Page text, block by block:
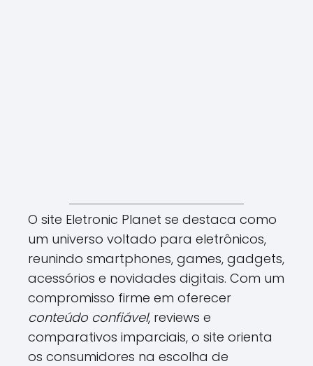
O site Eletronic Planet se destaca como
um universo voltado para eletrônicos,
reunindo smartphones, games, gadgets,
acessórios e novidades digitais. Com um
compromisso firme em oferecer
conteúdo confiável, reviews e
comparativos imparciais, o site orienta
os consumidores na escolha de